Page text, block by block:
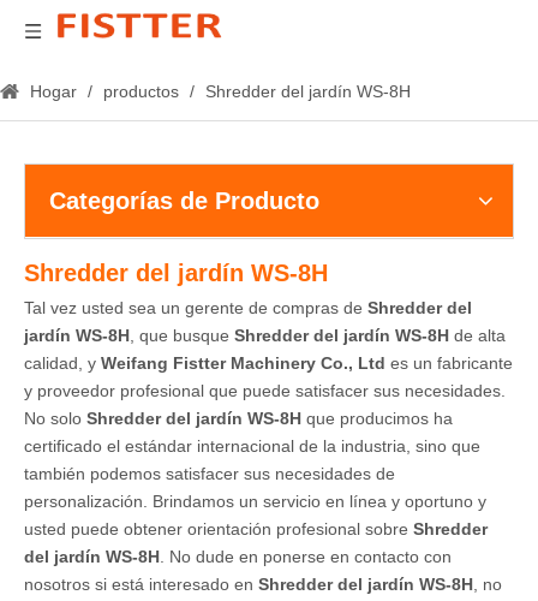
Hogar / productos / Shredder del jardín WS-8H
Categorías de Producto
Shredder del jardín WS-8H
Tal vez usted sea un gerente de compras de Shredder del
jardín WS-8H , que busque Shredder del jardín WS-8H de alta
calidad, y Weifang Fistter Machinery Co., Ltd es un fabricante
y proveedor profesional que puede satisfacer sus necesidades.
No solo Shredder del jardín WS-8H que producimos ha
certificado el estándar internacional de la industria, sino que
también podemos satisfacer sus necesidades de
personalización. Brindamos un servicio en línea y oportuno y
usted puede obtener orientación profesional sobre Shredder
del jardín WS-8H . No dude en ponerse en contacto con
nosotros si está interesado en Shredder del jardín WS-8H , no